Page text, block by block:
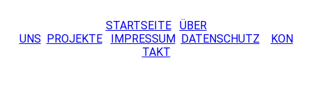
STARTSEITE
ÜBER
UNS PROJEKTE IMPRESSUM DATENSCHUTZ
KON
TAKT